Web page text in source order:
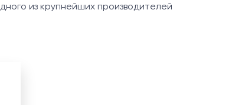
из крупнейших производителей